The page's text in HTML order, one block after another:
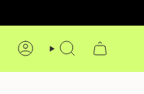
CUENTABÚSQUEDA